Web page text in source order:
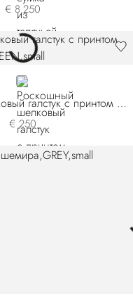
€ 8.250
GREEN
Роскошный шелковый галстук с принтом ручной работы
€ 250